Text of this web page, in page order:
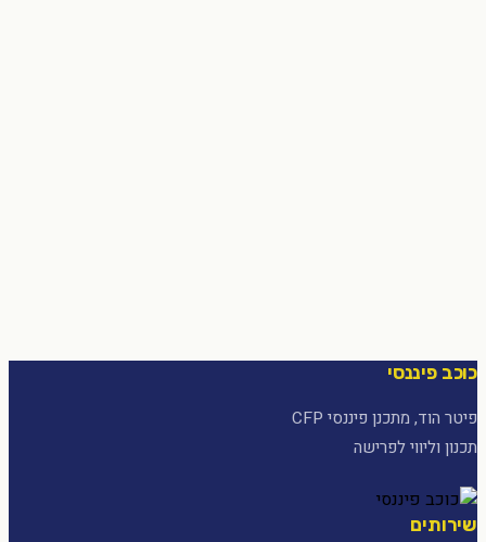
כוכב פיננסי
פיטר הוד, מתכנן פיננסי CFP
תכנון וליווי לפרישה
שירותים